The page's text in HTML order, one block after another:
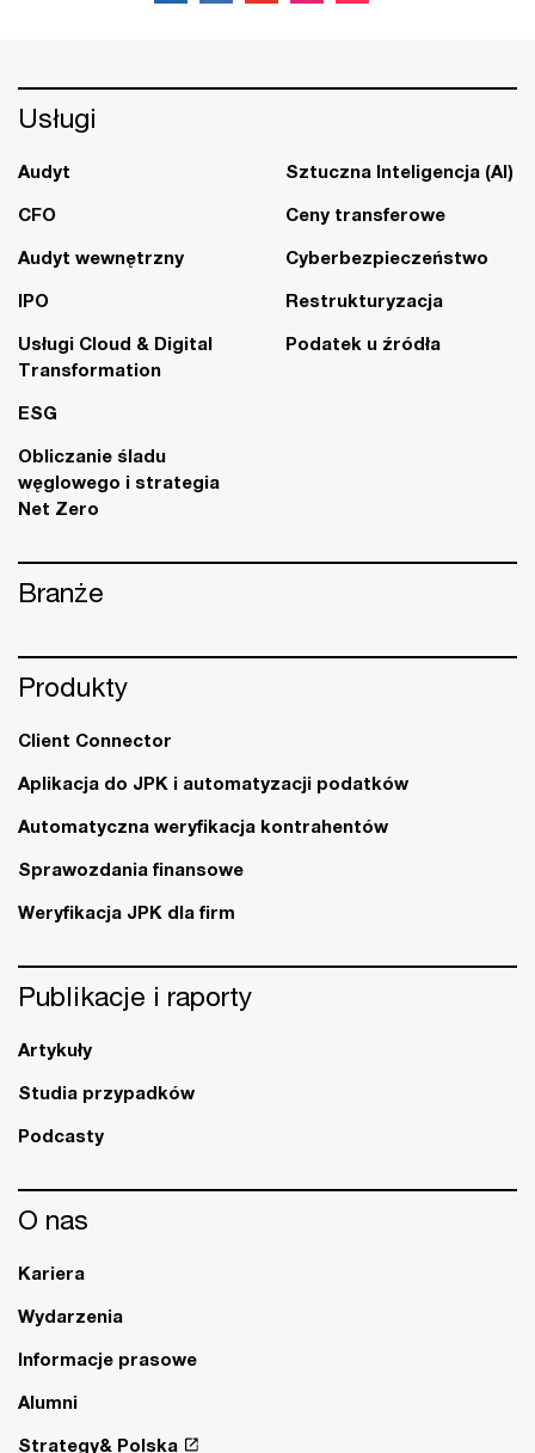
Usługi
Audyt
CFO
Audyt wewnętrzny
IPO
Usługi Cloud & Digital
Transformation
ESG
Obliczanie śladu
węglowego i strategia
Net Zero
Sztuczna Inteligencja (AI)
Ceny transferowe
Cyberbezpieczeństwo
Restrukturyzacja
Podatek u źródła
Branże
Produkty
Client Connector
Aplikacja do JPK i automatyzacji podatków
Automatyczna weryfikacja kontrahentów
Sprawozdania finansowe
Weryfikacja JPK dla firm
Publikacje i raporty
Artykuły
Studia przypadków
Podcasty
O nas
Kariera
Wydarzenia
Informacje prasowe
Alumni
Strategy& Polska